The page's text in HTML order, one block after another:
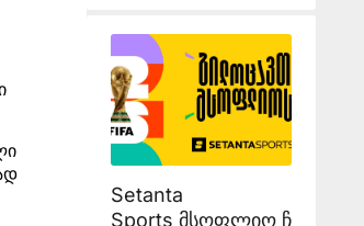
Setanta
Sports მსოფლიო